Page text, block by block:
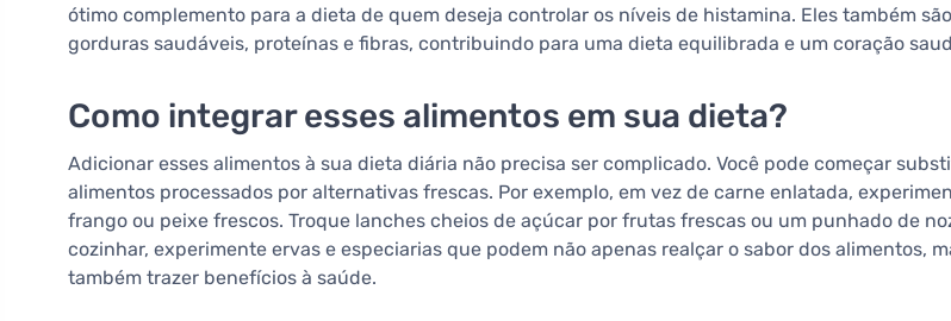
ótimo complemento para a dieta de quem deseja controlar os níveis de histamina. Eles também
gorduras saudáveis, proteínas e fibras, contribuindo para uma dieta equilibrada e um coração
Como integrar esses alimentos em sua dieta?
Adicionar esses alimentos à sua dieta diária não precisa ser complicado. Você pode começar
alimentos processados por alternativas frescas. Por exemplo, em vez de carne enlatada,
frango ou peixe frescos. Troque lanches cheios de açúcar por frutas frescas ou um punhado de
cozinhar, experimente ervas e especiarias que podem não apenas realçar o sabor dos alimentos,
também trazer benefícios à saúde.